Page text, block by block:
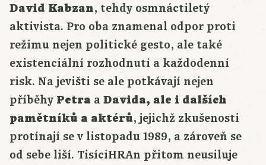
David Kabzan, tehdy osmnáctiletý
aktivista. Pro oba znamenal odpor proti
režimu nejen politické gesto, ale také
existenciální rozhodnutí a každodenní
risk. Na jevišti se ale potkávají nejen
příběhy Petra aDavida, ale i dalších
pamětníků a aktérů, jejichž zkušenosti
protínají se v listopadu 1989, a zároveň se
od sebe liší. TisíciHRAn přitom neusiluje